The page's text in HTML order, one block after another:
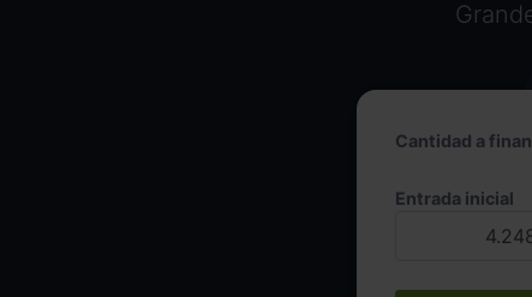
Cantidad a
Entrada inicial